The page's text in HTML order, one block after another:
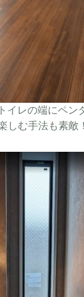
イレの端にペン
しむ手法も素敵！